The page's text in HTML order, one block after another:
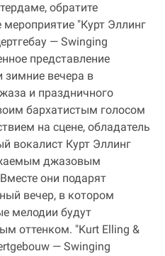
обратите
"Курт Эллинг
— Swinging
представление
зимние вечера в
и праздничного
бархатистым голосом
на сцене, обладатель
вокалист Курт Эллинг
джазовым
они подарят
вечер, в котором
мелодии будут
оттенком. "Kurt Elling &
— Swinging